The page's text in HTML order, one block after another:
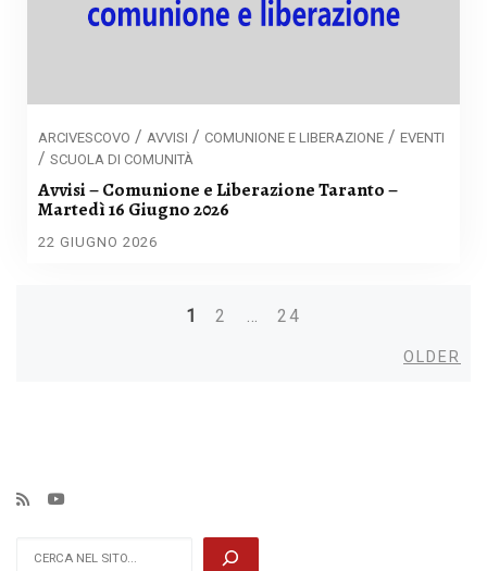
ARCIVESCOVO / AVVISI / COMUNIONE E LIBERAZIONE / EVENTI
/ SCUOLA DI COMUNITÀ
Avvisi – Comunione e Liberazione Taranto –
Martedì 16 Giugno 2026
22 GIUGNO 2026
1 2 …
24
OLDER